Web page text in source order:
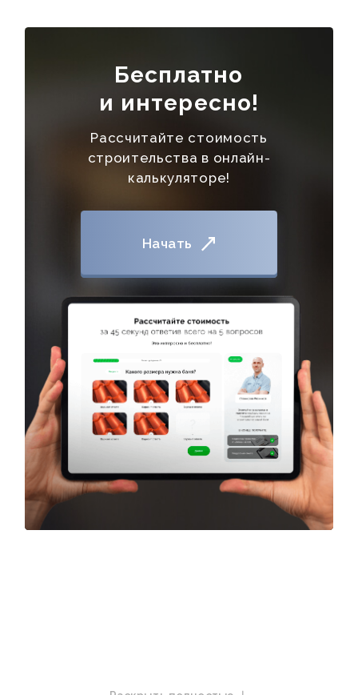
СТАТЬИ
СПАСИБО
Бесплатно
и интересно!
Рассчитайте стоимость
строительства в онлайн-
калькуляторе!
Начать